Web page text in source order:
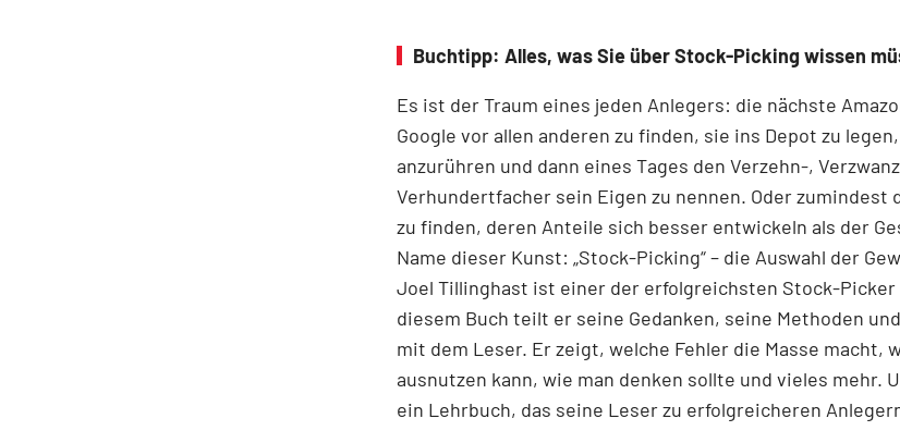
Buchtipp: Alles, was Sie über Stock-Picking wissen
Es ist der Traum eines jeden Anlegers: die nächste
Google vor allen anderen zu finden, sie ins Depot zu
anzurühren und dann eines Tages den Verzehn-,
Verhundertfacher sein Eigen zu nennen. Oder zumindest
zu finden, deren Anteile sich besser entwickeln als der
Name dieser Kunst: „Stock-Picking“ – die Auswahl der
Joel Tillinghast ist einer der erfolgreichsten Stock-Picker
diesem Buch teilt er seine Gedanken, seine Methoden
mit dem Leser. Er zeigt, welche Fehler die Masse macht,
ausnutzen kann, wie man denken sollte und vieles mehr.
ein Lehrbuch, das seine Leser zu erfolgreicheren